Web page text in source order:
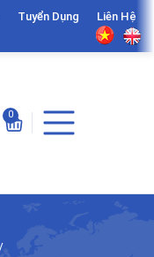
Tuyển Dụng Liên Hệ
0